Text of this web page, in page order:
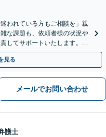
われている方もご相談を」親
な課題も、依頼者様の状況や
してサポートいたします。
【休日・夜間相談可】
見る
メールでお問い合わせ
護士